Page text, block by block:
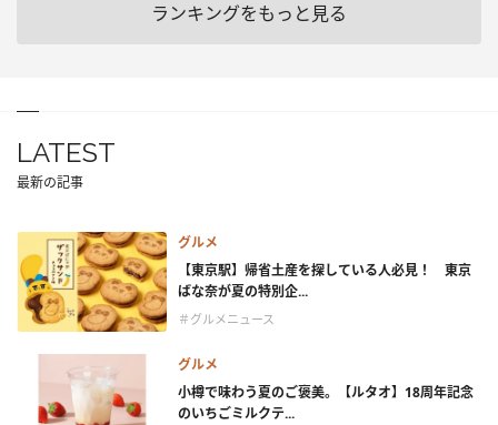
ランキングをもっと見る
LATEST
最新の記事
グルメ
【東京駅】帰省土産を探している人必見！ 東京
ばな奈が夏の特別企...
＃グルメニュース
グルメ
小樽で味わう夏のご褒美。【ルタオ】18周年記念
のいちごミルクテ...